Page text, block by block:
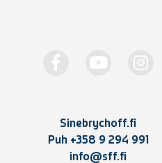
Sinebrychoff.fi
Puh +358 9 294 991
info@sff.fi